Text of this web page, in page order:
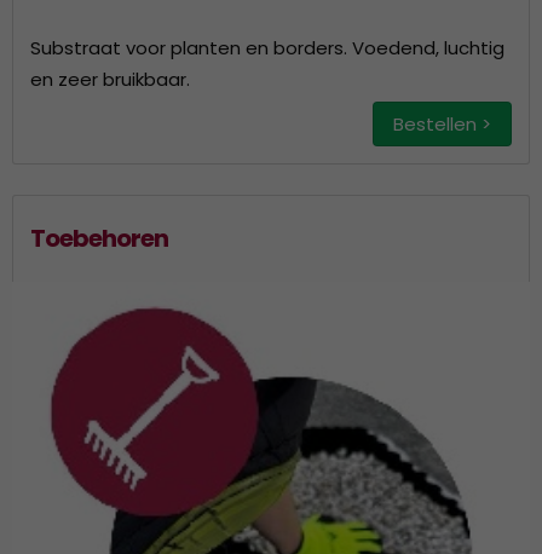
Substraat voor planten en borders. Voedend, luchtig
en zeer bruikbaar.
Bestellen >
Toebehoren